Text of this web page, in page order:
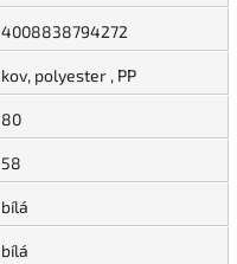
4008838794272
kov, polyester , PP
80
58
bílá
bílá